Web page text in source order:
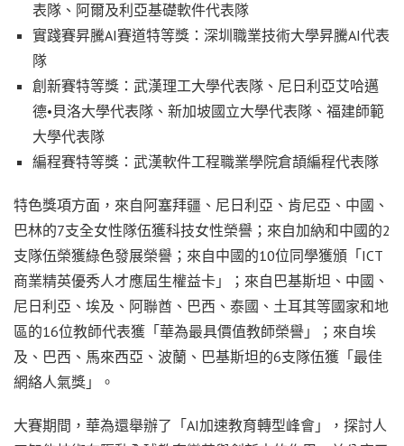
表隊、阿爾及利亞基礎軟件代表隊
實踐賽昇騰AI賽道特等獎：深圳職業技術大學昇騰AI代表
隊
創新賽特等獎：武漢理工大學代表隊、尼日利亞艾哈邁
德•貝洛大學代表隊、新加坡國立大學代表隊、福建師範
大學代表隊
編程賽特等獎：武漢軟件工程職業學院倉頡編程代表隊
特色獎項方面，來自阿塞拜疆、尼日利亞、肯尼亞、中國、
巴林的7支全女性隊伍獲科技女性榮譽；來自加納和中國的2
支隊伍榮獲綠色發展榮譽；來自中國的10位同學獲頒「ICT
商業精英優秀人才應屆生權益卡」；來自巴基斯坦、中國、
尼日利亞、埃及、阿聯酋、巴西、泰國、土耳其等國家和地
區的16位教師代表獲「華為最具價值教師榮譽」；來自埃
及、巴西、馬來西亞、波蘭、巴基斯坦的6支隊伍獲「最佳
網絡人氣獎」。
大賽期間，華為還舉辦了「AI加速教育轉型峰會」，探討人